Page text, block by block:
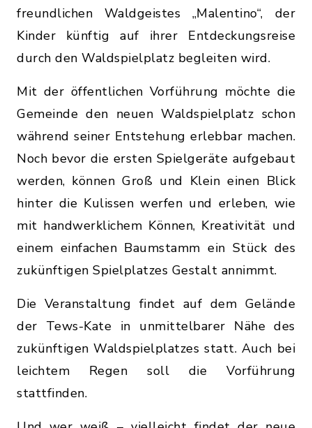
freundlichen Waldgeistes „Malentino“, der
Kinder künftig auf ihrer Entdeckungsreise
durch den Waldspielplatz begleiten wird.
Mit der öffentlichen Vorführung möchte die
Gemeinde den neuen Waldspielplatz schon
während seiner Entstehung erlebbar machen.
Noch bevor die ersten Spielgeräte aufgebaut
werden, können Groß und Klein einen Blick
hinter die Kulissen werfen und erleben, wie
mit handwerklichem Können, Kreativität und
einem einfachen Baumstamm ein Stück des
zukünftigen Spielplatzes Gestalt annimmt.
Die Veranstaltung findet auf dem Gelände
der Tews-Kate in unmittelbarer Nähe des
zukünftigen Waldspielplatzes statt. Auch bei
leichtem Regen soll die Vorführung
stattfinden.